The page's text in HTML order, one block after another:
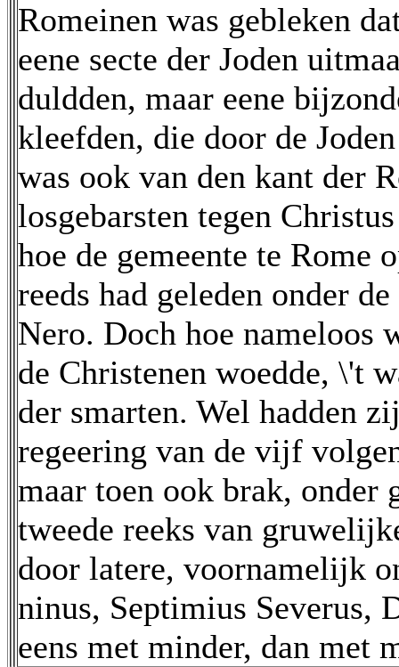
Romeinen was gebleken
eene secte der Joden
duldden, maar eene
kleefden, die door de
was ook van den kant der
losgebarsten tegen
hoe de gemeente te Rome
reeds had geleden onder
Nero. Doch hoe nameloos
de Christenen woedde, \'t
der smarten. Wel hadden
regeering van de vijf
maar toen ook brak, onder
tweede reeks van
door latere, voornamelijk
ninus, Septimius Severus,
eens met minder, dan met